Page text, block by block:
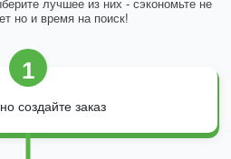
лучшее из них - сэкономьте не
но и время на поиск!
1
создайте заказ